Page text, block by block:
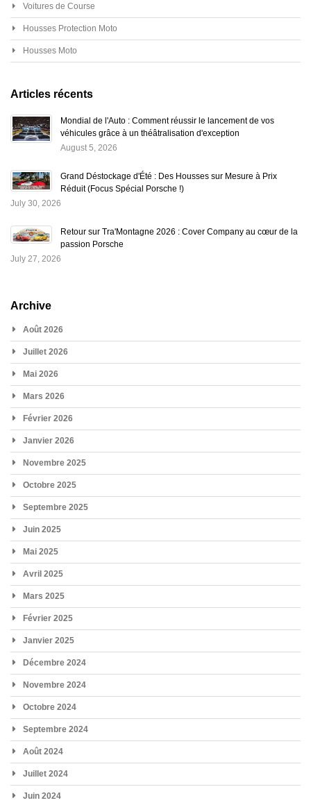
Voitures de Course
Housses Protection Moto
Housses Moto
Articles récents
Mondial de l'Auto : Comment réussir le lancement de vos
véhicules grâce à un théâtralisation d'exception
August 5, 2026
Grand Déstockage d'Été : Des Housses sur Mesure à Prix
Réduit (Focus Spécial Porsche !)
July 30, 2026
Retour sur Tra'Montagne 2026 : Cover Company au cœur de la
passion Porsche
July 27, 2026
Archive
Août 2026
Juillet 2026
Mai 2026
Mars 2026
Février 2026
Janvier 2026
Novembre 2025
Octobre 2025
Septembre 2025
Juin 2025
Mai 2025
Avril 2025
Mars 2025
Février 2025
Janvier 2025
Décembre 2024
Novembre 2024
Octobre 2024
Septembre 2024
Août 2024
Juillet 2024
Juin 2024